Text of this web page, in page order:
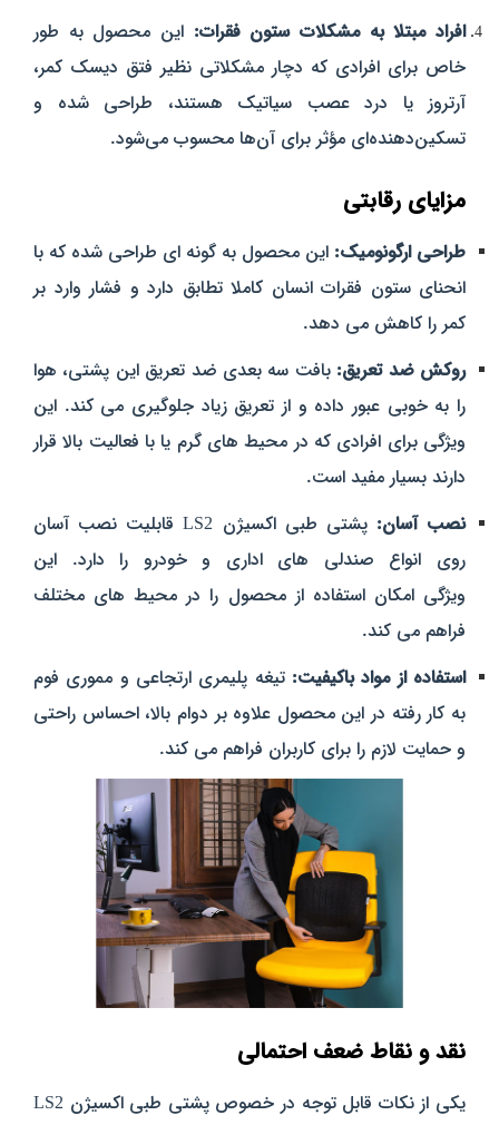
افراد مبتلا به مشکلات ستون فقرات: این محصول به طور
خاص برای افرادی که دچار مشکلاتی نظیر فتق دیسک کمر،
آرتروز یا درد عصب سیاتیک هستند، طراحی شده و
تسکین‌دهنده‌ای مؤثر برای آن‌ها محسوب می‌شود.
مزایای رقابتی
طراحی ارگونومیک: این محصول به گونه‌ ای طراحی شده که با
انحنای ستون فقرات انسان کاملا تطابق دارد و فشار وارد بر
کمر را کاهش می‌ دهد.
روکش ضد تعریق: بافت سه‌ بعدی ضد تعریق این پشتی، هوا
را به خوبی عبور داده و از تعریق زیاد جلوگیری می‌ کند. این
ویژگی برای افرادی که در محیط‌ های گرم یا با فعالیت بالا قرار
دارند بسیار مفید است.
نصب آسان:
پشتی طبی اکسیژن LS2 قابلیت نصب آسان
روی انواع صندلی‌ های اداری و خودرو را دارد. این
ویژگی امکان استفاده از محصول را در محیط‌ های مختلف
فراهم می‌ کند.
استفاده از مواد باکیفیت: تیغه پلیمری ارتجاعی و مموری فوم
به کار رفته در این محصول علاوه بر دوام بالا، احساس راحتی
و حمایت لازم را برای کاربران فراهم می‌ کند.
نقد و نقاط ضعف احتمالی
یکی از نکات قابل توجه در خصوص پشتی طبی اکسیژن LS2